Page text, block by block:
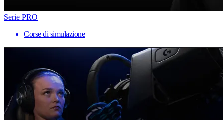
Serie PRO
Corse di simulazione